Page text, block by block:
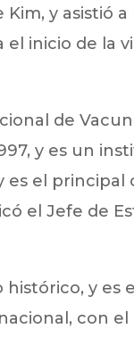
y asistió a
inicio de la
de
y es un
es el
el Jefe de
y es
con